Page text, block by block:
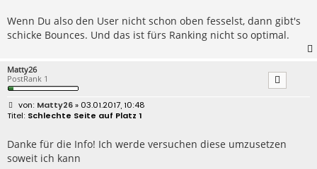
Wenn Du also den User nicht schon oben fesselst, dann gibt's
schicke Bounces. Und das ist fürs Ranking nicht so optimal.
Matty26
PostRank 1
B
e
r
a
g
Matty26» 03.01.2017, 10:48
Schlechte Seite auf Platz 1
Danke für die Info! Ich werde versuchen diese umzusetzen
soweit ich kann